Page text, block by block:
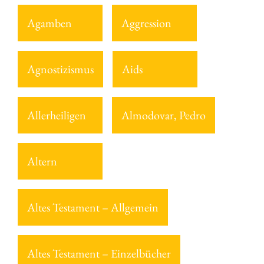
Agamben Aggression
Agnostizismus Aids
Allerheiligen Almodovar, Pedro
Altern
Altes Testament – Allgemein
Altes Testament – Einzelbücher